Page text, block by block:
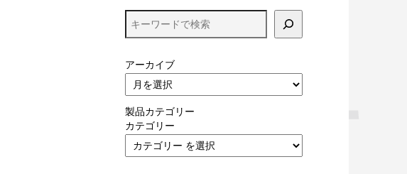
アーカイブ
製品カテゴリー
カテゴリー